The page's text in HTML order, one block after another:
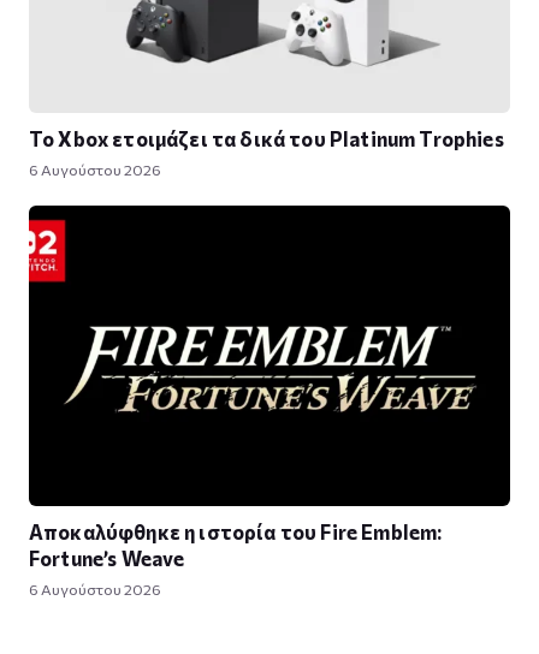
Το Xbox ετοιμάζει τα δικά του Platinum Trophies
6 Αυγούστου 2026
Αποκαλύφθηκε η ιστορία του Fire Emblem:
Fortune’s Weave
6 Αυγούστου 2026